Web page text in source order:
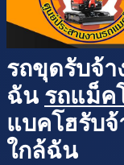
รถขุดรับจ้า
ฉัน รถแม็ค
แบคโฮรับจ้
ใกล้ฉัน